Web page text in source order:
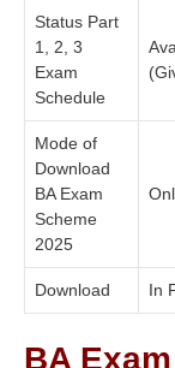
Status Part
1, 2, 3
Exam
Schedule
Mode of
Download
BA Exam
Scheme
2025
Download In
BA